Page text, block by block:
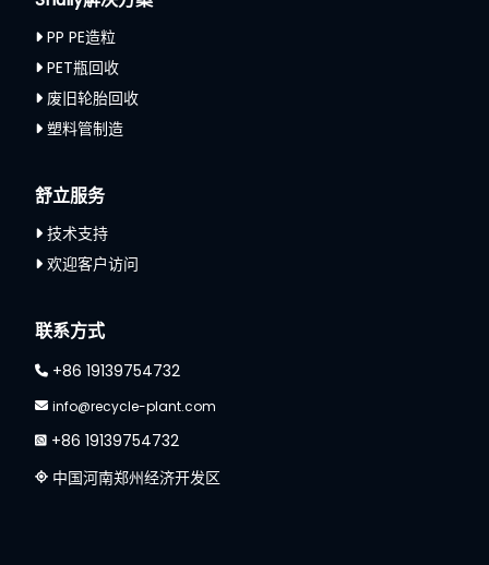
PP PE造粒
PET瓶回收
废旧轮胎回收
塑料管制造
舒立服务
技术支持
欢迎客户访问
联系方式
+86 19139754732
info@recycle-plant.com
+86 19139754732
中国河南郑州经济开发区